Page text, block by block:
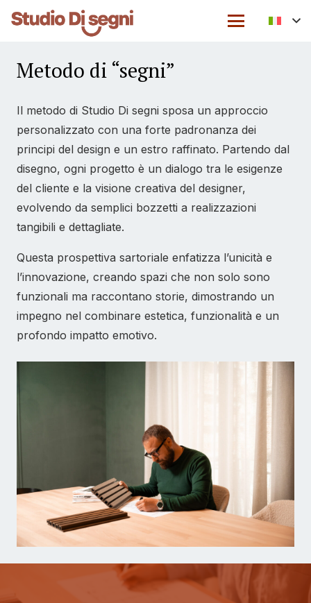
Metodo di “segni”
Il metodo di Studio Di segni sposa un approccio
personalizzato con una forte padronanza dei
principi del design e un estro raffinato. Partendo dal
disegno, ogni progetto è un dialogo tra le esigenze
del cliente e la visione creativa del designer,
evolvendo da semplici bozzetti a realizzazioni
tangibili e dettagliate.
Questa prospettiva sartoriale enfatizza l’unicità e
l’innovazione, creando spazi che non solo sono
funzionali ma raccontano storie, dimostrando un
impegno nel combinare estetica, funzionalità e un
profondo impatto emotivo.